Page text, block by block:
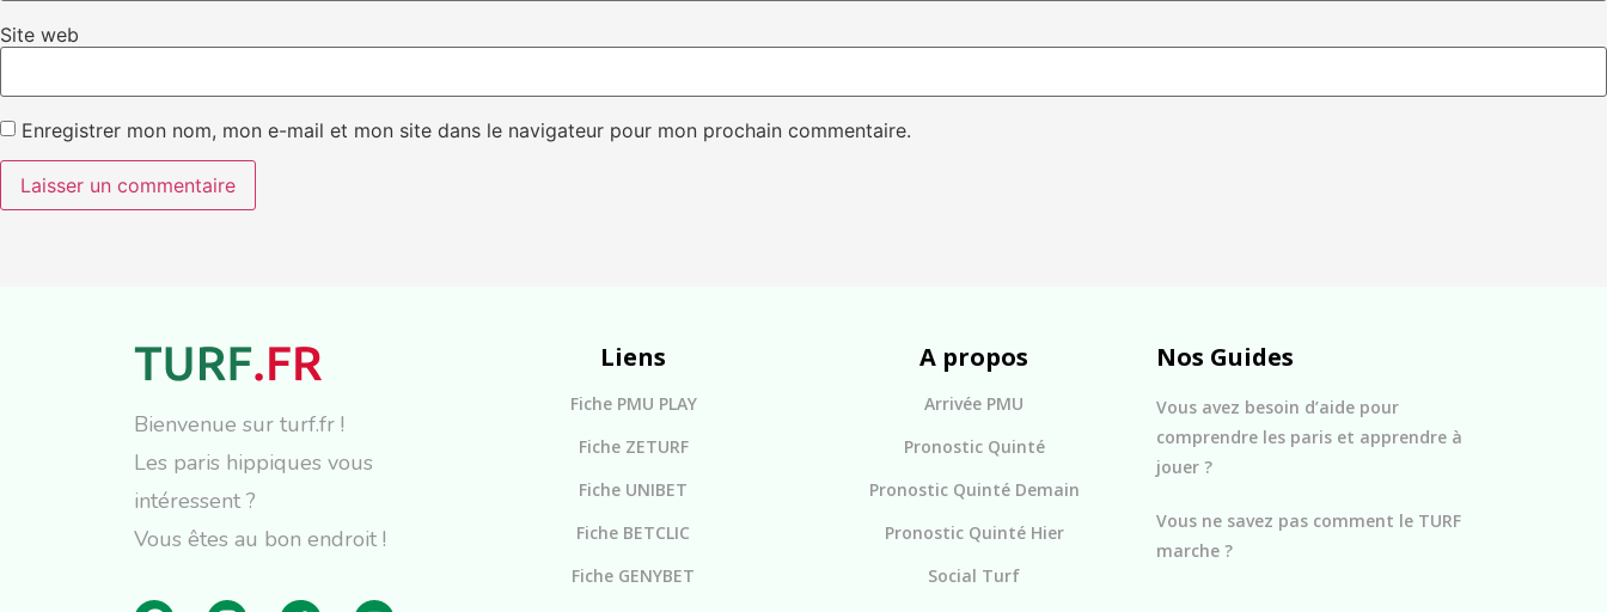
Site web
Enregistrer mon nom, mon e-mail et mon site dans le navigateur pour mon prochain commentaire.
Bienvenue sur turf.fr !
Les paris hippiques vous
intéressent ?
Vous êtes au bon endroit !
Liens
Fiche PMU PLAY
Fiche ZETURF
Fiche UNIBET
Fiche BETCLIC
Fiche GENYBET
A propos
Arrivée PMU
Pronostic Quinté
Pronostic Quinté Demain
Pronostic Quinté Hier
Social Turf
Nos Guides
Vous avez besoin d’aide pour
comprendre les paris et apprendre à
jouer ?
Vous ne savez pas comment le TURF
marche ?